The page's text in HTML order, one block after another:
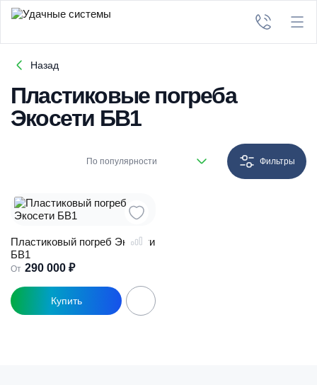
Назад
Пластиковые погреба
Экосети БВ1
По популярности Фильтры
Пластиковый погреб Экосети
БВ1
От 290 000 ₽
Этот
товар